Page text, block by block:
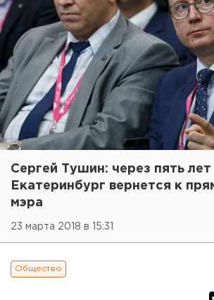
Сергей Тушин: через пять лет
Екатеринбург вернется к
мэра
23 марта 2018 в 15:31
Общество